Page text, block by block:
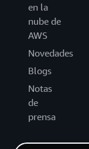
en la
nube de
AWS
Novedades
Blogs
Notas
de
prensa